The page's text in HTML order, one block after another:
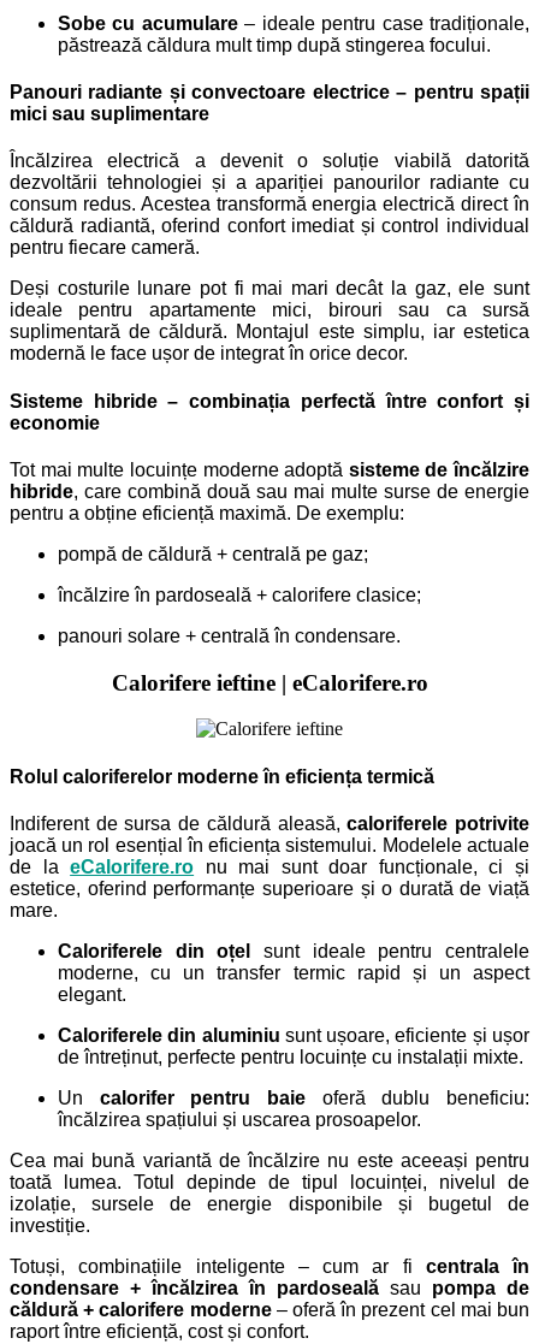
Sobe cu acumulare– ideale pentru case tradiționale,
păstrează căldura mult timp după stingerea focului.
Panouri radiante și convectoare electrice – pentru spații
mici sau suplimentare
Încălzirea electrică a devenit o soluție viabilă datorită
dezvoltării tehnologiei și a apariției panourilor radiante cu
consum redus. Acestea transformă energia electrică direct în
căldură radiantă, oferind confort imediat și control individual
pentru fiecare cameră.
Deși costurile lunare pot fi mai mari decât la gaz, ele sunt
ideale pentru apartamente mici, birouri sau ca sursă
suplimentară de căldură. Montajul este simplu, iar estetica
modernă le face ușor de integrat în orice decor.
Sisteme hibride – combinația perfectă între confort și
economie
Tot mai multe locuințe moderne adoptă sisteme de încălzire
hibride, care combină două sau mai multe surse de energie
pentru a obține eficiență maximă. De exemplu:
pompă de căldură + centrală pe gaz;
încălzire în pardoseală + calorifere clasice;
panouri solare + centrală în condensare.
Calorifere ieftine | eCalorifere.ro
Rolul caloriferelor moderne în eficiența termică
Indiferent de sursa de căldură aleasă,caloriferele potrivite
joacă un rol esențial în eficiența sistemului. Modelele actuale
de laeCalorifere.ro nu mai sunt doar funcționale, ci și
estetice, oferind performanțe superioare și o durată de viață
mare.
Caloriferele din oțel
sunt ideale pentru centralele
moderne, cu un transfer termic rapid și un aspect
elegant.
Caloriferele din aluminiu sunt ușoare, eficiente și ușor
de întreținut, perfecte pentru locuințe cu instalații mixte.
Un calorifer pentru baie oferă dublu beneficiu:
încălzirea spațiului și uscarea prosoapelor.
Cea mai bună variantă de încălzire nu este aceeași pentru
toată lumea. Totul depinde de tipul locuinței, nivelul de
izolație, sursele de energie disponibile și bugetul de
investiție.
Totuși, combinațiile inteligente – cum ar fi centrala în
condensare + încălzirea în pardoseală sau pompa de
căldură + calorifere moderne– oferă în prezent cel mai bun
raport între eficiență, cost și confort.